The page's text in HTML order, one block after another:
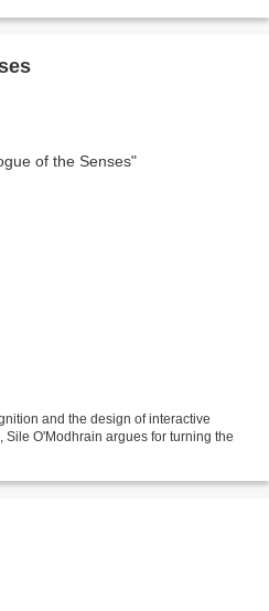
and the design of interactive
O'Modhrain argues for turning the